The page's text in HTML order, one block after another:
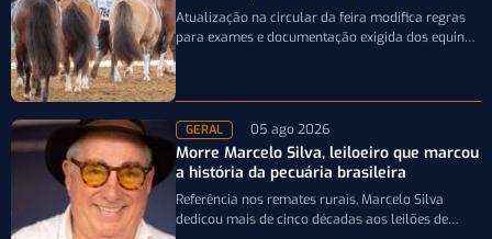
entenda
Atualização na circular da feira modifica regras
para exames e documentação exigida dos equinos
GERAL 05 ago 2026
Morre Marcelo Silva, leiloeiro que marcou
a história da pecuária brasileira
Referência nos remates rurais, Marcelo Silva
dedicou mais de cinco décadas aos leilões de